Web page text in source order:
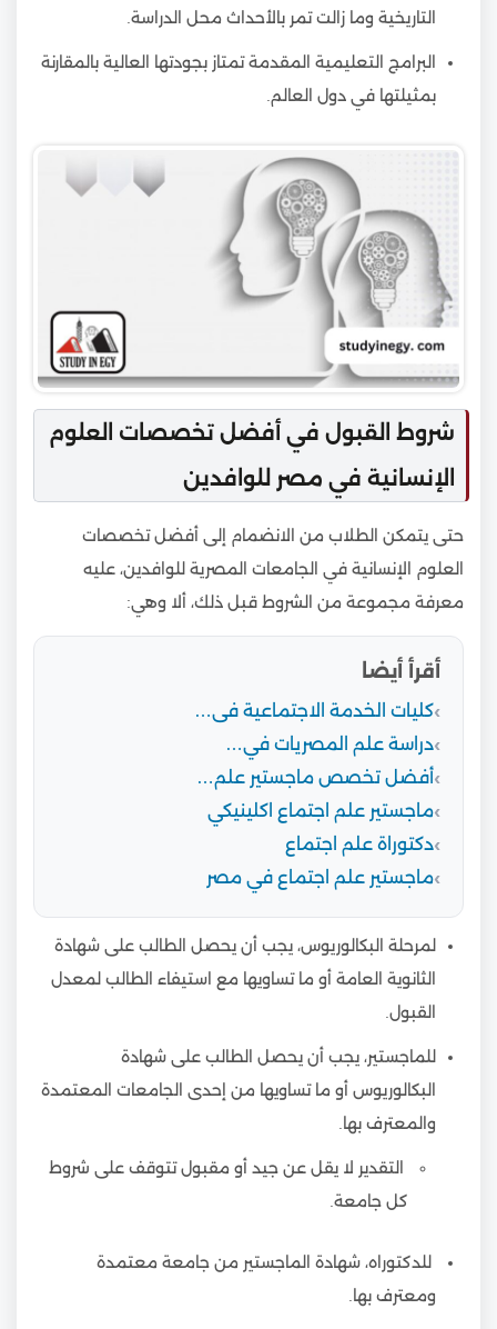
التاريخية وما زالت تمر بالأحداث محل الدراسة.
البرامج التعليمية المقدمة تمتاز بجودتها العالية بالمقارنة
بمثيلتها في دول العالم.
شروط القبول في أفضل تخصصات العلوم
الإنسانية في مصر للوافدين
حتى يتمكن الطلاب من الانضمام إلى أفضل تخصصات
العلوم الإنسانية في الجامعات المصرية للوافدين، عليه
معرفة مجموعة من الشروط قبل ذلك، ألا وهي:
أقرأ أيضا
كليات الخدمة الاجتماعية فى…
دراسة علم المصريات في…
أفضل تخصص ماجستير علم…
ماجستير علم اجتماع اكلينيكي
دكتوراة علم اجتماع
ماجستير علم اجتماع في مصر
لمرحلة البكالوريوس، يجب أن يحصل الطالب على شهادة
الثانوية العامة أو ما تساويها مع استيفاء الطالب لمعدل
القبول.
للماجستير، يجب أن يحصل الطالب على شهادة
البكالوريوس أو ما تساويها من إحدى الجامعات المعتمدة
والمعترف بها.
التقدير لا يقل عن جيد أو مقبول تتوقف على شروط
كل جامعة.
للدكتوراه، شهادة الماجستير من جامعة معتمدة
ومعترف بها.